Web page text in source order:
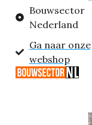
Bouwsector
Nederland
Ga naar onze
webshop